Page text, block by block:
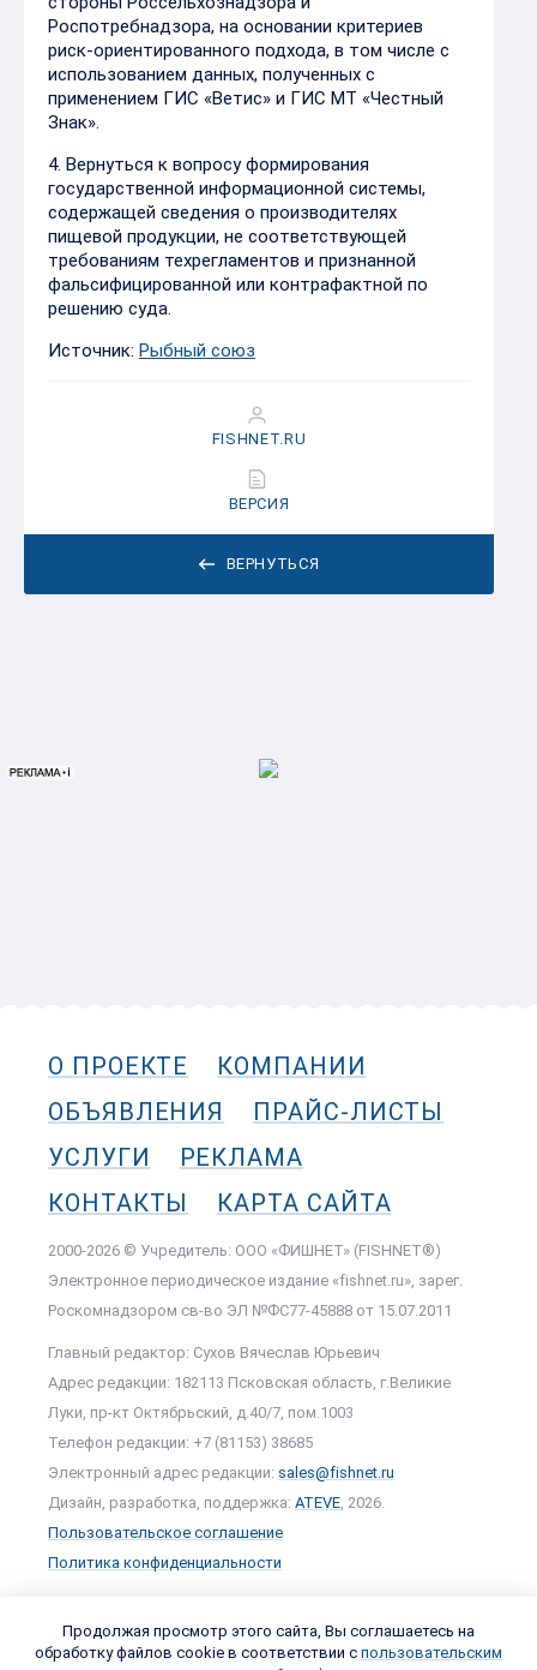
Роспотребнадзора, на основании критериев
риск-ориентированного подхода, в том числе с
использованием данных, полученных с
применением ГИС «Ветис» и ГИС МТ «Честный
Знак».
4️. Вернуться к вопросу формирования
государственной информационной системы,
содержащей сведения о производителях
пищевой продукции, не соответствующей
требованиям техрегламентов и признанной
фальсифицированной или контрафактной по
решению суда.
Источник: Рыбный союз
ВЕРНУТЬСЯ
FISHNET.RU
ВЕРСИЯ
О ПРОЕКТЕ
КОМПАНИИ
ОБЪЯВЛЕНИЯ
ПРАЙС-ЛИСТЫ
УСЛУГИ
РЕКЛАМА
КОНТАКТЫ
КАРТА САЙТА
2000-2026 © Учредитель: ООО «ФИШНЕТ» (FISHNET®)
Электронное периодическое издание «fishnet.ru», зарег.
Роскомнадзором cв-во ЭЛ №ФС77-45888 от 15.07.2011
Главный редактор: Сухов Вячеслав Юрьевич
Адрес редакции: 182113 Псковская область, г.Великие
Луки, пр-кт Октябрьский, д.40/7, пом.1003
Телефон редакции: +7 (81153) 38685
Электронный адрес редакции: sales@fishnet.ru
Дизайн, разработка, поддержка: ATEVE , 2026.
Пользовательское соглашение
Политика конфиденциальности
Продолжая просмотр этого сайта, Вы соглашаетесь на
обработку файлов cookie в соответствии с пользовательским